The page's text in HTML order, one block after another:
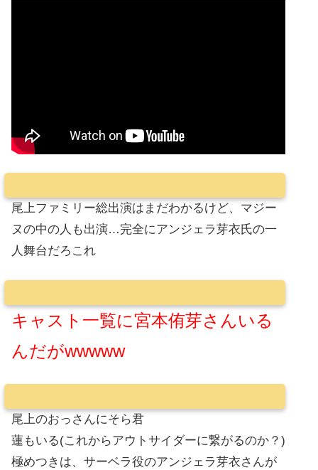
尾上ファミリー総出演はまだわかるけど、マジー
ヌの中の人も出演…完全にアンジェラ芽衣氏の一
人舞台だろこれ
キャスト一覧に宮本侑芽さんいる
んだがwwwww
尾上のおっさんにそら君
蓮もいる(これからアウトサイダーに繋がるのか？)
極めつきは、サーベラ役のアンジェラ芽衣さんが